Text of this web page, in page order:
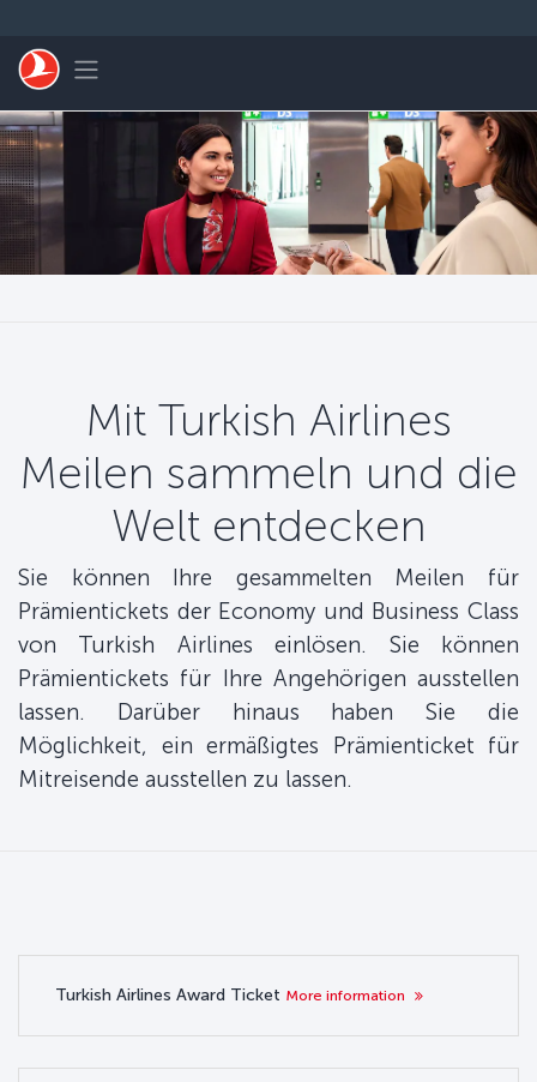
Toggle navigation
Mit Turkish Airlines
Meilen sammeln und die
Welt entdecken
Sie können Ihre gesammelten Meilen für
Prämientickets der Economy und Business Class
von Turkish Airlines einlösen. Sie können
Prämientickets für Ihre Angehörigen ausstellen
lassen. Darüber hinaus haben Sie die
Möglichkeit, ein ermäßigtes Prämienticket für
Mitreisende ausstellen zu lassen.
Turkish Airlines Award Ticket More information